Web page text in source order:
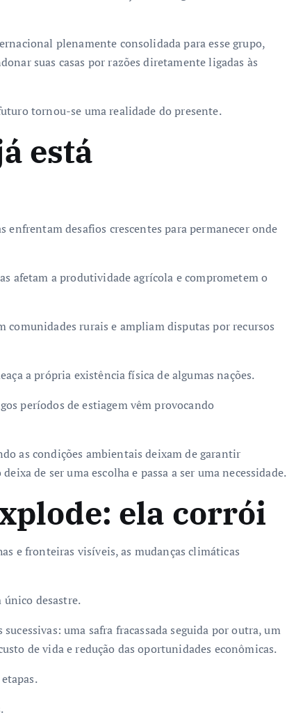
plenamente consolidada para esse grupo,
suas casas por razões diretamente ligadas às
tornou-se uma realidade do presente.
está
desafios crescentes para permanecer onde
afetam a produtividade agrícola e comprometem o
comunidades rurais e ampliam disputas por recursos
a própria existência física de algumas nações.
períodos de estiagem vêm provocando
as condições ambientais deixam de garantir
de ser uma escolha e passa a ser uma necessidade.
ela corrói
e fronteiras visíveis, as mudanças climáticas
único desastre.
uma safra fracassada seguida por outra, um
de vida e redução das oportunidades econômicas.